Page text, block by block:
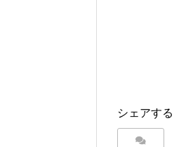
シェアする